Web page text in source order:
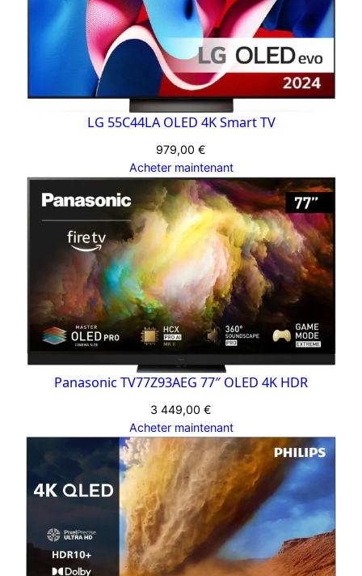
LG 55C44LA OLED 4K Smart TV
979,00 €
Acheter maintenant
Panasonic TV77Z93AEG 77″ OLED 4K HDR
3 449,00 €
Acheter maintenant